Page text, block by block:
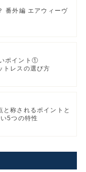
番外編 エアウィーヴ
ポイント①
トレスの選び方
称されるポイントと
5つの特性